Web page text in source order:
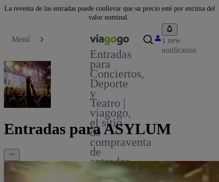
La reventa de las entradas puede conllevar que su precio esté por encima del
valor nominal.
Menú
Entradas
para
Conciertos,
Deporte
y
Teatro |
viagogo,
el sitio
de
compraventa
de
entradas
1 new
notification
Entradas para ASYLUM